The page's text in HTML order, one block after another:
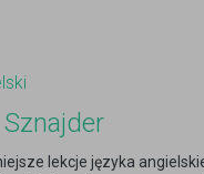
Sznajder
lekcje języka